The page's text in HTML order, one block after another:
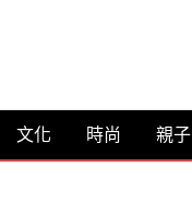
文化 時尚 親子